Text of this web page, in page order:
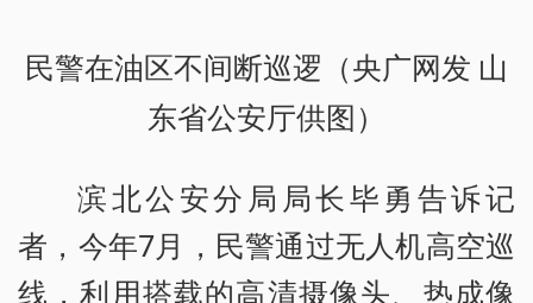
民警在油区不间断巡逻（央广网发 山
东省公安厅供图）
滨北公安分局局长毕勇告诉记
者，今年7月，民警通过无人机高空巡
线，利用搭载的高清摄像头、热成像